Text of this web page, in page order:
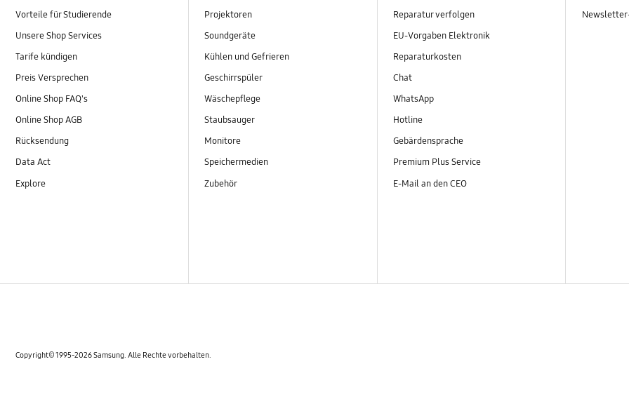
Vorteile für Studierende
Unsere Shop Services
Tarife kündigen
Preis Versprechen
Online Shop FAQ's
Online Shop AGB
Rücksendung
Data Act
Explore
Projektoren
Soundgeräte
Kühlen und Gefrieren
Geschirrspüler
Wäschepflege
Staubsauger
Monitore
Speichermedien
Zubehör
Reparatur verfolgen
EU-Vorgaben Elektronik
Reparaturkosten
Chat
WhatsApp
Hotline
Gebärdensprache
Premium Plus Service
E-Mail an den CEO
Copyright© 1995-2026 Samsung. Alle Rechte vorbehalten.